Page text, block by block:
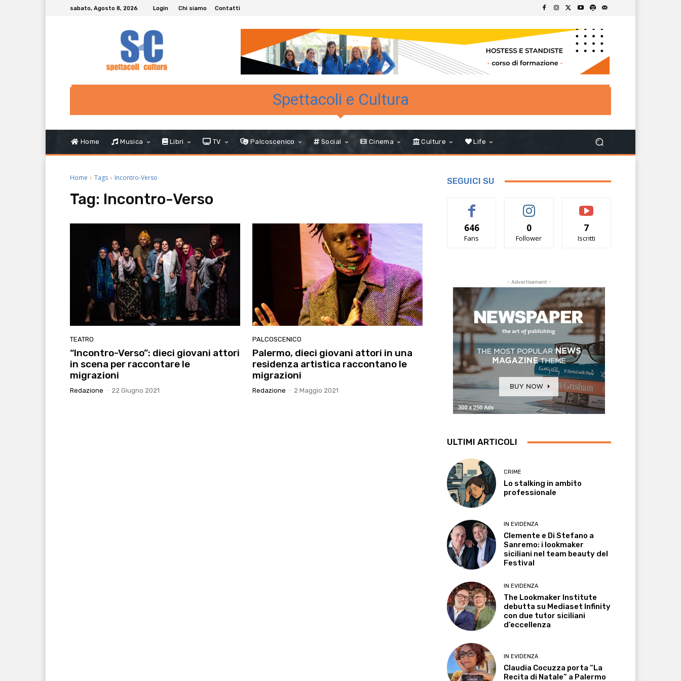
sabato, Agosto 8, 2026 Login Chi siamo Contatti
Spettacoli e Cultura
Home Musica Libri TV Palcoscenico Social Cinema Culture Life
Home Tags Incontro-Verso
Tag: Incontro-Verso
TEATRO
“Incontro-Verso”: dieci giovani attori
in scena per raccontare le
migrazioni
Redazione - 22 Giugno 2021
PALCOSCENICO
Palermo, dieci giovani attori in una
residenza artistica raccontano le
migrazioni
Redazione - 2 Maggio 2021
SEGUICI SU
646
Fans
0
Follower
7
Iscritti
- Advertisement -
ULTIMI ARTICOLI
CRIME
Lo stalking in ambito
professionale
IN EVIDENZA
Clemente e Di Stefano a
Sanremo: i lookmaker
siciliani nel team beauty del
Festival
IN EVIDENZA
The Lookmaker Institute
debutta su Mediaset Infinity
con due tutor siciliani
d’eccellenza
IN EVIDENZA
Claudia Cocuzza porta “La
Recita di Natale” a Palermo